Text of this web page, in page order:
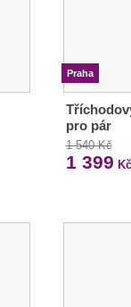
Praha
pro pár
1 540 Kč
1 399 Kč